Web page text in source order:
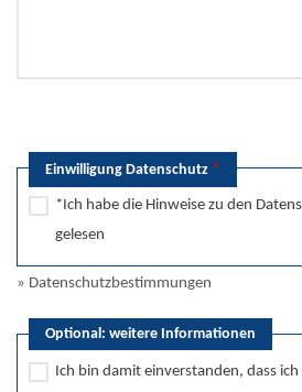
Einwilligung Datenschutz *
*Ich habe die Hinweise zu den
gelesen
» Datenschutzbestimmungen
Optional: weitere Informationen
Ich bin damit einverstanden, dass